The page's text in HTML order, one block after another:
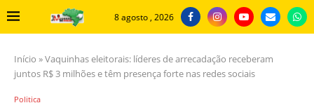
8 agosto , 2026
Início »Vaquinhas eleitorais: líderes de arrecadação receberam
juntos R$ 3 milhões e têm presença forte nas redes sociais
Politica